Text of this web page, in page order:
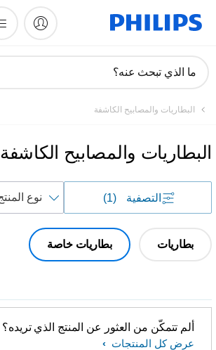
دعم
ما الذي تبحث عنه؟
البطاريات والمصابيح الكاشفة
البطاريات والمصابيح الكاشفة
التصفية (1)
حسب
بطاريات بطاريات خاصة
ألم تتمكّن من العثور عن المنتج الذي تريده؟
عرض كل المنتجات